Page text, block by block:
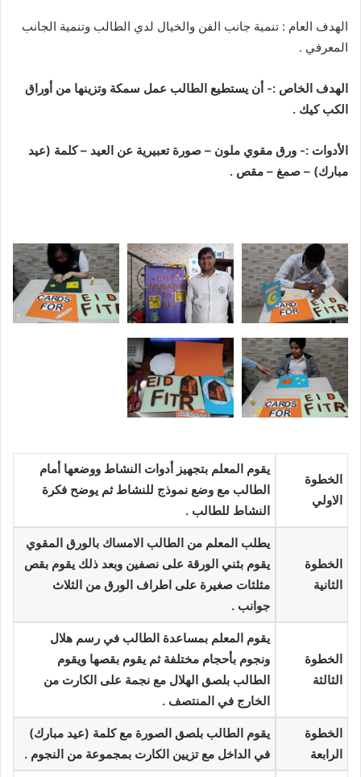
الهدف العام : تنمية جانب الفن والخيال لدي الطالب وتنمية الجانب
المعرفي .
الهدف الخاص :- أن يستطيع الطالب عمل سمكة وتزينها من أوراق
الكب كيك .
الأدوات :- ورق مقوي ملون – صورة تعبيرية عن العيد – كلمة (عيد
مبارك) – صمغ – مقص .
الخطوة
الاولي
يقوم المعلم بتجهيز أدوات النشاط ووضعها أمام
الطالب مع وضع نموذج للنشاط ثم يوضح فكرة
النشاط للطالب .
الخطوة
الثانية
يطلب المعلم من الطالب الامساك بالورق المقوي
يقوم بثني الورقة على نصفين وبعد ذلك يقوم بقص
مثلثات صغيرة على اطراف الورق من الثلاث
جوانب .
الخطوة
الثالثة
يقوم المعلم بمساعدة الطالب في رسم هلال
ونجوم بأحجام مختلفة ثم يقوم بقصها ويقوم
الطالب بلصق الهلال مع نجمة على الكارت من
الخارج في المنتصف .
الخطوة
الرابعة
يقوم الطالب بلصق الصورة مع كلمة (عيد مبارك)
في الداخل مع تزيين الكارت بمجموعة من النجوم .